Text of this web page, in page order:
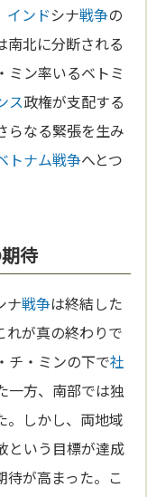
インドシナ戦争の
南北に分断される
ミン率いるベトミ
ス政権が支配する
らなる緊張を生み
トナム戦争へとつ
待
ナ戦争は終結した
れが真の終わりで
チ・ミンの下で社
一方、南部では独
。しかし、両地域
という目標が達成
待が高まった。こ